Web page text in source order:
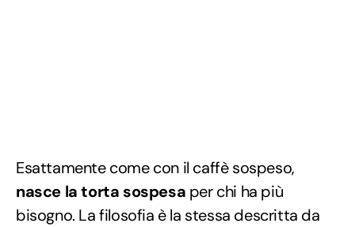
Esattamente come con il caffè sospeso,
nasce la torta sospesa per chi ha più
bisogno. La filosofia è la stessa descritta da